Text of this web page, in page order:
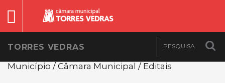
TORRES VEDRAS
Município / Câmara Municipal / Editais